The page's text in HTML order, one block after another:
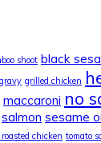
shoot black
gravy grilled chicken
maccaroni no
salmon sesame
chicken tomato